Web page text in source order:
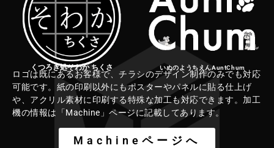
くつろぎ処そわか ちくさ いぬのようちえんAuntChum
ロゴは既にあるお客様で、チラシのデザイン制作のみでも対応
可能です。紙の印刷以外にもポスターやパネルに貼る仕上げ
や、アクリル素材に印刷する特殊な加工も対応できます。加工
機の情報は「Machine」ページに記載してあります。
Machineページへ